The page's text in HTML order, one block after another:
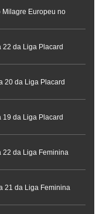
na Cidade do
Milagre Europeu no
da Liga Placard
20 da Liga Placard
da Liga Placard
22 da Liga Feminina
21 da Liga Feminina